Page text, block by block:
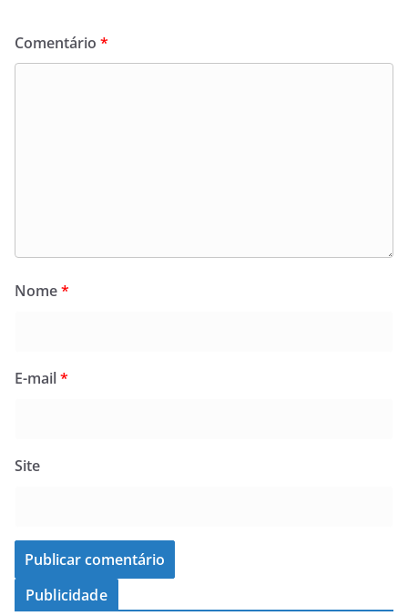
Comentário *
Nome*
E-mail*
Site
Publicidade